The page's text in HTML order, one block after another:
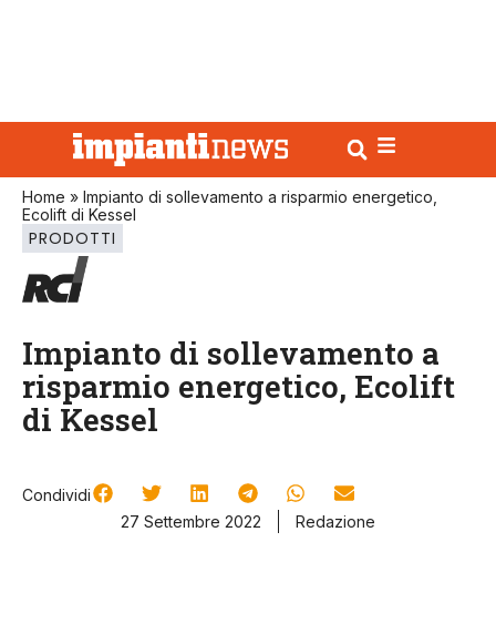
Home » Impianto di sollevamento a risparmio energetico,
Ecolift di Kessel
PRODOTTI
Impianto di sollevamento a
risparmio energetico, Ecolift
di Kessel
Condividi
27 Settembre 2022
Redazione